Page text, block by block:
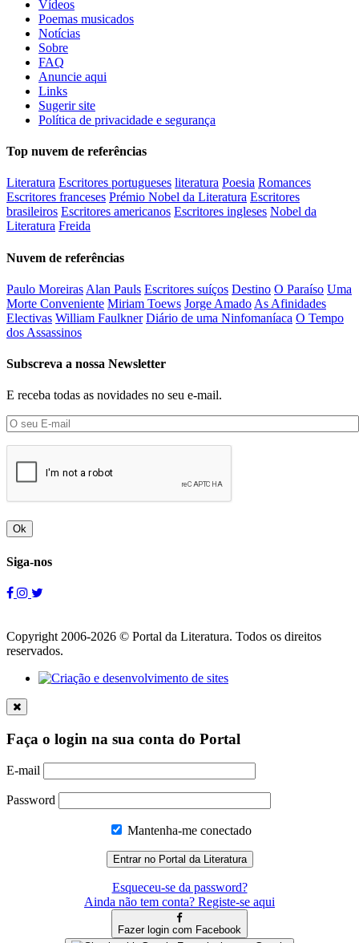
Vídeos
Poemas musicados
Notícias
Sobre
FAQ
Anuncie aqui
Links
Sugerir site
Política de privacidade e segurança
Top nuvem de referências
Literatura Escritores portugueses literatura Poesia Romances
Escritores franceses Prémio Nobel da Literatura Escritores
brasileiros Escritores americanos Escritores ingleses Nobel da
Literatura Freida
Nuvem de referências
Paulo Moreiras Alan Pauls Escritores suíços Destino O Paraíso Uma
Morte Conveniente Miriam Toews Jorge Amado As Afinidades
Electivas William Faulkner Diário de uma Ninfomaníaca O Tempo
dos Assassinos
Subscreva a nossa Newsletter
E receba todas as novidades no seu e-mail.
Ok
Siga-nos
Copyright 2006-2026 © Portal da Literatura. Todos os direitos
reservados.
Faça o login na sua conta do Portal
E-mail
Password
Mantenha-me conectado
Esqueceu-se da password?
Ainda não tem conta? Registe-se aqui
Fazer login com Facebook